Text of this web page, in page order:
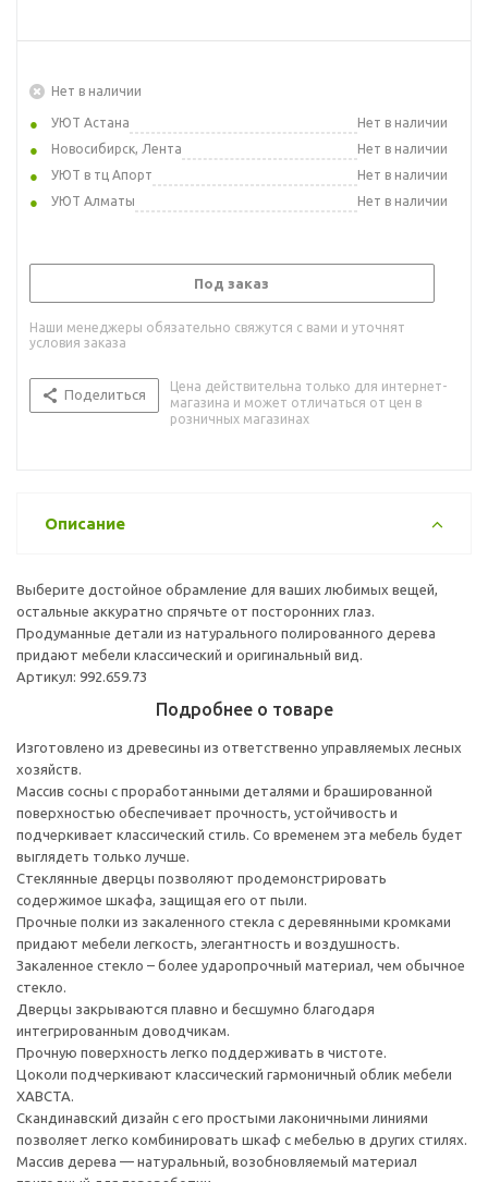
Нет в наличии
УЮТ Астана
Нет в наличии
Новосибирск, Лента
Нет в наличии
УЮТ в тц Апорт
Нет в наличии
УЮТ Алматы
Нет в наличии
Под заказ
Наши менеджеры обязательно свяжутся с вами и уточнят
условия заказа
Поделиться
Цена действительна только для интернет-
магазина и может отличаться от цен в
розничных магазинах
Описание
Выберите достойное обрамление для ваших любимых вещей,
остальные аккуратно спрячьте от посторонних глаз.
Продуманные детали из натурального полированного дерева
придают мебели классический и оригинальный вид.
Артикул: 992.659.73
Подробнее о товаре
Изготовлено из древесины из ответственно управляемых лесных
хозяйств.
Массив сосны с проработанными деталями и брашированной
поверхностью обеспечивает прочность, устойчивость и
подчеркивает классический стиль. Со временем эта мебель будет
выглядеть только лучше.
Стеклянные дверцы позволяют продемонстрировать
содержимое шкафа, защищая его от пыли.
Прочные полки из закаленного стекла с деревянными кромками
придают мебели легкость, элегантность и воздушность.
Закаленное стекло – более ударопрочный материал, чем обычное
стекло.
Дверцы закрываются плавно и бесшумно благодаря
интегрированным доводчикам.
Прочную поверхность легко поддерживать в чистоте.
Цоколи подчеркивают классический гармоничный облик мебели
ХАВСТА.
Скандинавский дизайн с его простыми лаконичными линиями
позволяет легко комбинировать шкаф с мебелью в других стилях.
Массив дерева — натуральный, возобновляемый материал